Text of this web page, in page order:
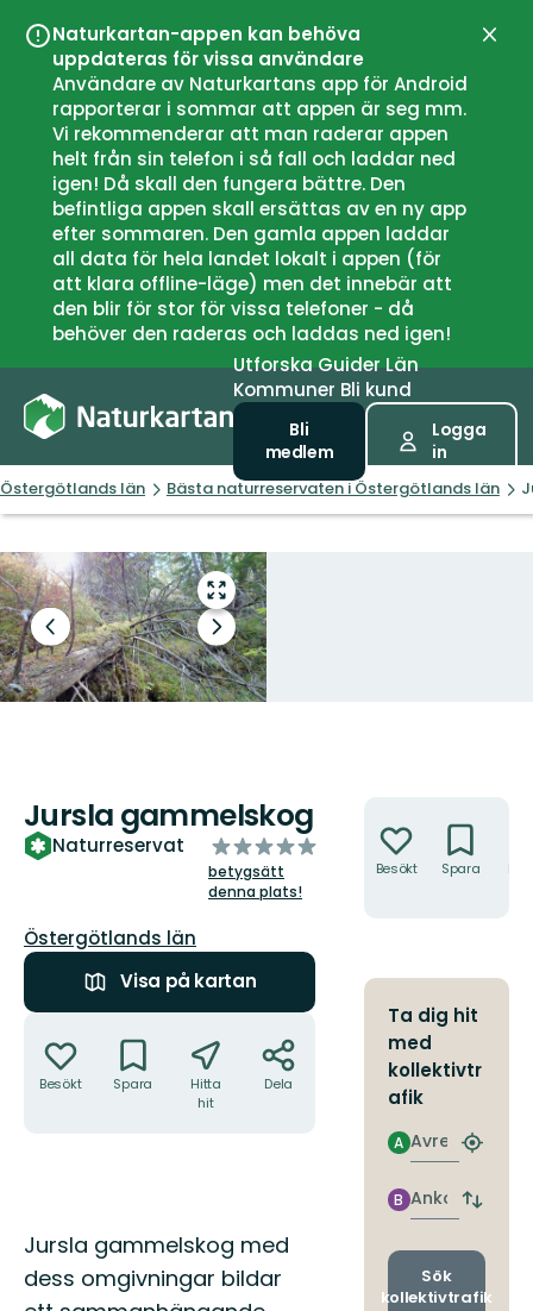
Naturkartan-appen kan behöva
uppdateras för vissa användare
Användare av Naturkartans app för Android
rapporterar i sommar att appen är seg mm.
Vi rekommenderar att man raderar appen
helt från sin telefon i så fall och laddar ned
igen! Då skall den fungera bättre. Den
befintliga appen skall ersättas av en ny app
efter sommaren. Den gamla appen laddar
all data för hela landet lokalt i appen (för
att klara offline-läge) men det innebär att
den blir för stor för vissa telefoner - då
behöver den raderas och laddas ned igen!
UtforskaGuiderLän
Kommuner Bli kund
Bli
medlem
Logga
in
Östergötlands län Bästa naturreservaten i Östergötlands län
Gå
till
helskärmsläge
Föregående
bild
Nästa
bildspel
Jursla gammelskog
Naturreservat
av
5
stjärnor
betygsätt
denna plats!
Län:
Östergötlands län
Visa på kartan
Besökt Spara
Hitta
hit
Dela
Beskrivning
Jursla gammelskog med
dess omgivningar bildar
Besökt Spara
Ta dig hit
med
kollektivtr
afik
Avresa
A
Hitta
Ankomst
B
Byt
och
Sök
kollektivtrafik